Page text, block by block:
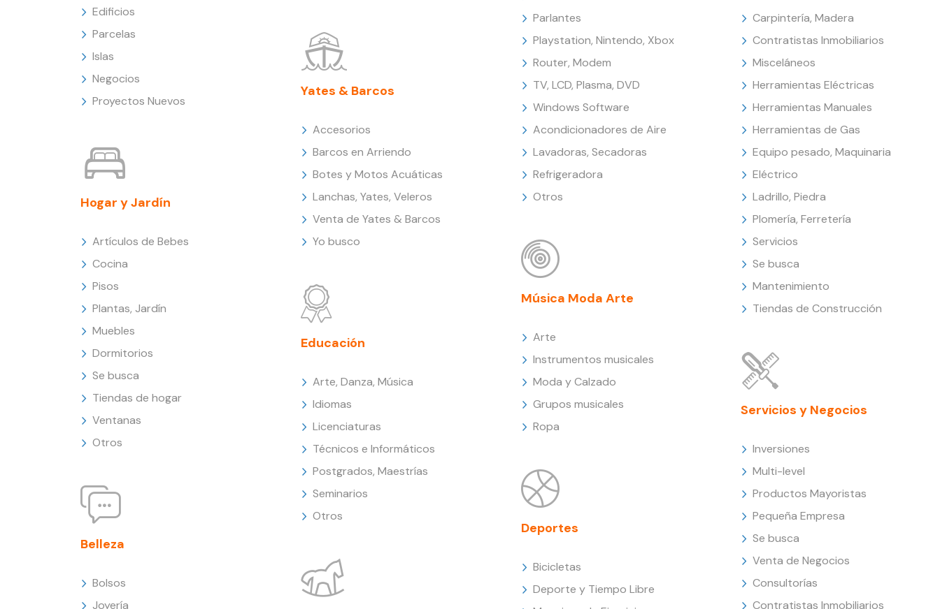
Edificios
Parcelas
Islas
Negocios
Proyectos Nuevos
Hogar y Jardín
Artículos de Bebes
Cocina
Pisos
Plantas, Jardín
Muebles
Dormitorios
Se busca
Tiendas de hogar
Ventanas
Otros
Belleza
Bolsos
Joyería
Yates & Barcos
Accesorios
Barcos en Arriendo
Botes y Motos Acuáticas
Lanchas, Yates, Veleros
Venta de Yates & Barcos
Yo busco
Educación
Arte, Danza, Música
Idiomas
Licenciaturas
Técnicos e Informáticos
Postgrados, Maestrías
Seminarios
Otros
Parlantes
Playstation, Nintendo, Xbox
Router, Modem
TV, LCD, Plasma, DVD
Windows Software
Acondicionadores de Aire
Lavadoras, Secadoras
Refrigeradora
Otros
Música Moda Arte
Arte
Instrumentos musicales
Moda y Calzado
Grupos musicales
Ropa
Deportes
Bicicletas
Deporte y Tiempo Libre
Carpintería, Madera
Contratistas Inmobiliarios
Misceláneos
Herramientas Eléctricas
Herramientas Manuales
Herramientas de Gas
Equipo pesado, Maquinaria
Eléctrico
Ladrillo, Piedra
Plomería, Ferretería
Servicios
Se busca
Mantenimiento
Tiendas de Construcción
Servicios y Negocios
Inversiones
Multi-level
Productos Mayoristas
Pequeña Empresa
Se busca
Venta de Negocios
Consultorías
Contratistas Inmobiliarios